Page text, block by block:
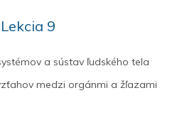
9
a sústav ľudského tela
medzi orgánmi a žľazami